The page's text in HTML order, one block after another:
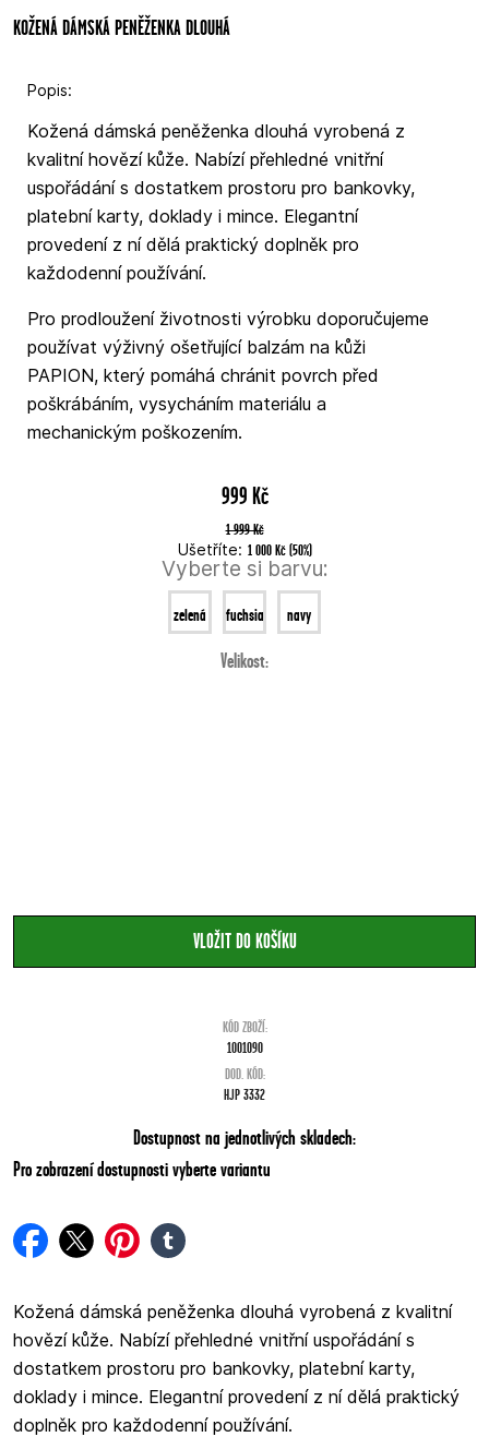
KOŽENÁ DÁMSKÁ PENĚŽENKA DLOUHÁ
Popis:
Kožená dámská peněženka dlouhá vyrobená z
kvalitní hovězí kůže. Nabízí přehledné vnitřní
uspořádání s dostatkem prostoru pro bankovky,
platební karty, doklady i mince. Elegantní
provedení z ní dělá praktický doplněk pro
každodenní používání.
Pro prodloužení životnosti výrobku doporučujeme
používat výživný ošetřující balzám na kůži
PAPION, který pomáhá chránit povrch před
poškrábáním, vysycháním materiálu a
mechanickým poškozením.
999 Kč
1 999 Kč
Ušetříte: 1 000 Kč (50%)
Vyberte si barvu:
zelená fuchsia navy
Velikost:
KÓD ZBOŽÍ:
1001090
DOD. KÓD:
HJP 3332
Dostupnost na jednotlivých skladech:
Pro zobrazení dostupnosti vyberte variantu
facebook
twitterpinterest
tumblr
Kožená dámská peněženka dlouhá vyrobená z kvalitní
hovězí kůže. Nabízí přehledné vnitřní uspořádání s
dostatkem prostoru pro bankovky, platební karty,
doklady i mince. Elegantní provedení z ní dělá praktický
doplněk pro každodenní používání.